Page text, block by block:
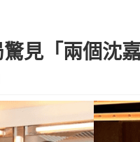
見「兩個沈